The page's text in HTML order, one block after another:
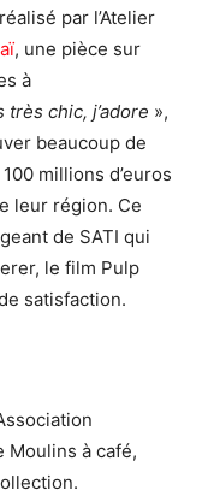
par l’Atelier
, une pièce sur
à
très chic, j’adore »,
beaucoup de
millions d’euros
leur région. Ce
de SATI qui
le film Pulp
satisfaction.
à café,